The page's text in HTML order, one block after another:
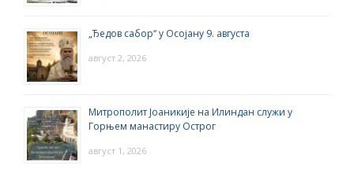
„Ђедов сабор“ у Осојану 9. августа
август 2, 2026
Митрополит Јоаникије на Илиндан служи у
Горњем манастиру Острог
август 1, 2026